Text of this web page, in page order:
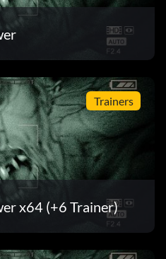
Trainers
x64 (+6 Trainer)